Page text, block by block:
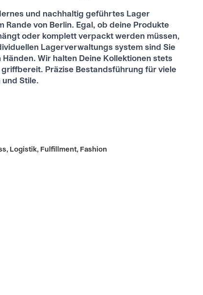
und nachhaltig geführtes Lager
Rande von Berlin. Egal, ob deine Produkte
oder komplett verpackt werden müssen,
Lagerverwaltungs­ system sind Sie
Händen. Wir halten Deine Kollektionen stets
Präzise Bestandsführung für viele
und Stile.